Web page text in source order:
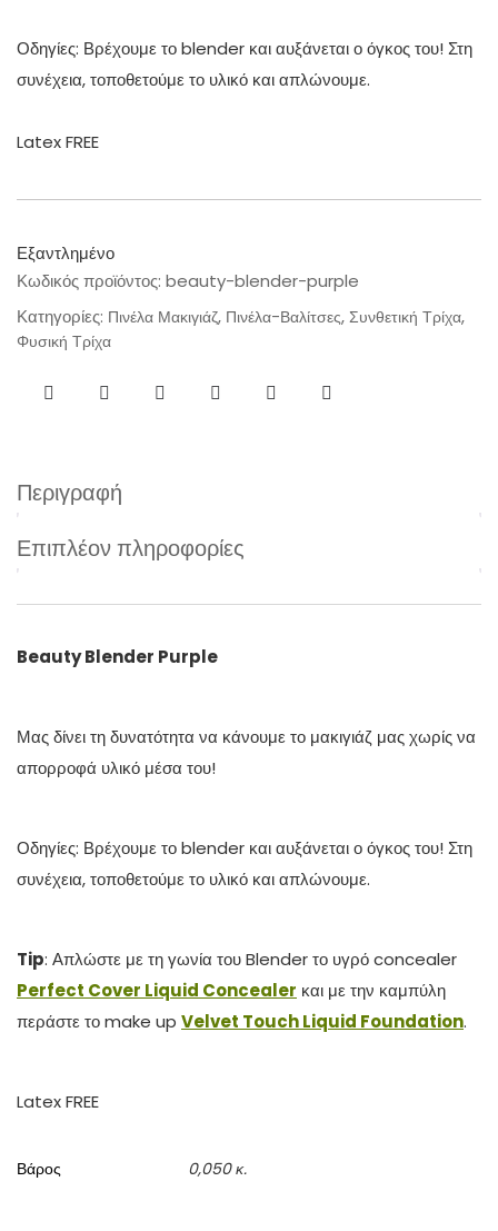
Οδηγίες: Βρέχουμε το blender και αυξάνεται ο όγκος του! Στη
συνέχεια, τοποθετούμε το υλικό και απλώνουμε.
Latex FREE
Εξαντλημένο
Κωδικός προϊόντος: beauty-blender-purple
Κατηγορίες: Πινέλα Μακιγιάζ, Πινέλα-Βαλίτσες, Συνθετική Τρίχα,
Φυσική Τρίχα
Περιγραφή
Επιπλέον πληροφορίες
Beauty Blender Purple
Μας δίνει τη δυνατότητα να κάνουμε το μακιγιάζ μας χωρίς να
απορροφά υλικό μέσα του!
Οδηγίες: Βρέχουμε το blender και αυξάνεται ο όγκος του! Στη
συνέχεια, τοποθετούμε το υλικό και απλώνουμε.
Tip: Απλώστε με τη γωνία του Blender το υγρό concealer
Perfect Cover Liquid Concealer και με την καμπύλη
περάστε το make up Velvet Touch Liquid Foundation.
Latex FREE
Βάρος 0,050 κ.